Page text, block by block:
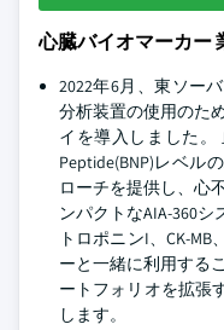
心臓バイオマーカー
2022年6月、東ソー
分析装置の使用のた
イを導入しました。
Peptide(BNP)レベル
ローチを提供し、心
ンパクトなAIA-360シ
トロポニンI、CK-
ーと一緒に利用する
ートフォリオを拡張
します。